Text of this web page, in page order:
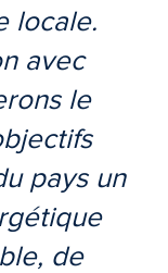
locale.
avec
le
pays un
de